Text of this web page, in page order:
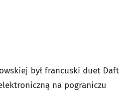
był francuski duet Daft
na pograniczu